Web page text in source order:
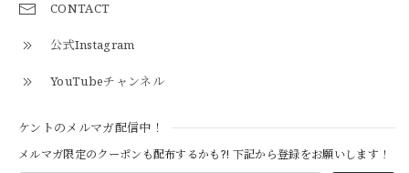
CONTACT
公式Instagram
YouTubeチャンネル
ケントのメルマガ配信中！
メルマガ限定のクーポンも配布するかも?! 下記から登録をお願いします！
BLACK
2026/04/21